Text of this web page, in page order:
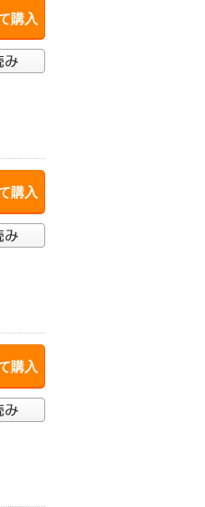
購入
購入
購入